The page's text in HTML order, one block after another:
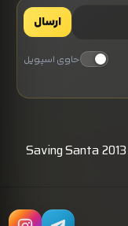
ارسال
حاوی اسپویل